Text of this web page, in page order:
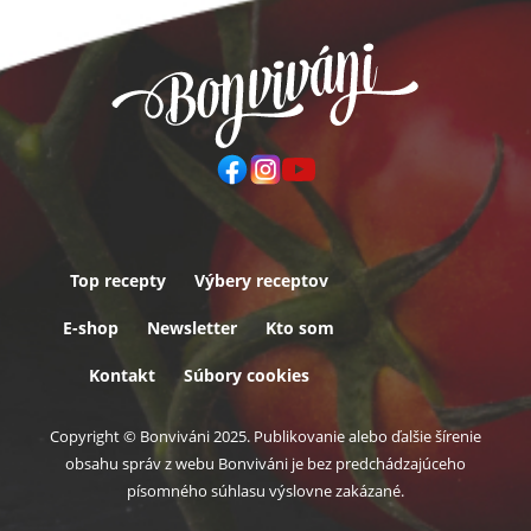
Top recepty Výbery receptov
E-shop Newsletter Kto som
Kontakt Súbory cookies
Copyright © Bonviváni 2025. Publikovanie alebo ďalšie šírenie
obsahu správ z webu Bonviváni je bez predchádzajúceho
písomného súhlasu výslovne zakázané.